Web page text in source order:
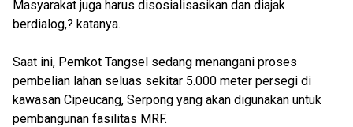
Masyarakat juga harus disosialisasikan dan diajak
berdialog,? katanya.
Saat ini, Pemkot Tangsel sedang menangani proses
pembelian lahan seluas sekitar 5.000 meter persegi di
kawasan Cipeucang, Serpong yang akan digunakan untuk
pembangunan fasilitas MRF.